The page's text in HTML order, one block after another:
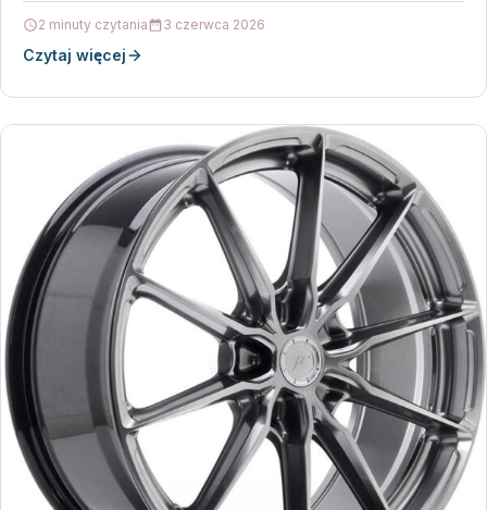
2 minuty czytania 3 czerwca 2026
Czytaj więcej